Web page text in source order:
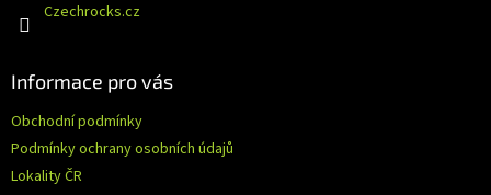
Czechrocks.cz
Informace pro vás
Obchodní podmínky
Podmínky ochrany osobních údajů
Lokality ČR